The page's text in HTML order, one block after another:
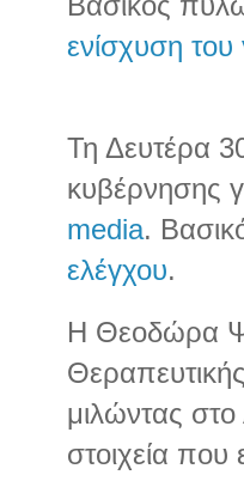
ενίσχυση του
Τη Δευτέρα
κυβέρνησης
media.
ελέγχου.
Η Θεοδώρα
μιλώντας
στοιχεία που